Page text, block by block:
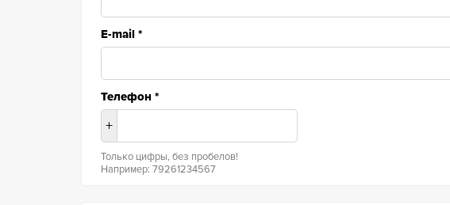
E-mail *
Телефон *
+
Только цифры, без пробелов!
Например: 79261234567